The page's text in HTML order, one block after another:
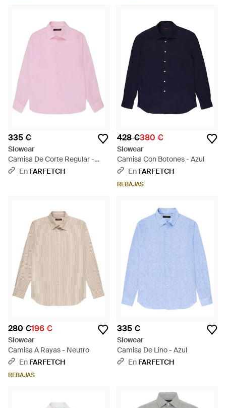
335 €
Slowear
Camisa De Corte Regular -
RosaEn FARFETCH
428 €380 €
Slowear
Camisa Con Botones - Azul
En FARFETCH
REBAJAS
280 €196 €
Slowear
Camisa A Rayas - Neutro
En FARFETCH
REBAJAS
335 €
Slowear
Camisa De Lino - Azul
En FARFETCH